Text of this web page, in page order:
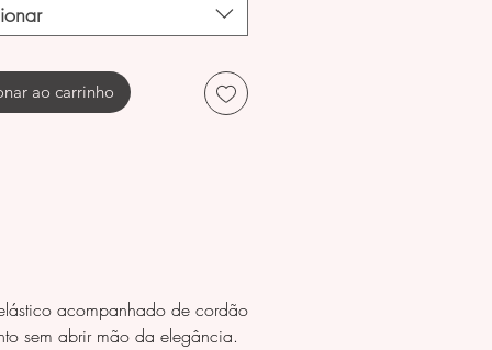
ao carrinho
acompanhado de cordão
sem abrir mão da elegância.